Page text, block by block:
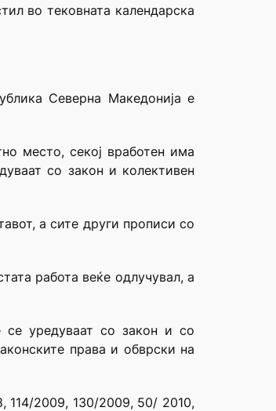
во тековната календарска
Северна Македонија е
место, секој вработен има
со закон и колективен
а сите други прописи со
работа веќе одлучувал, а
се уредуваат со закон и со
права и обврски на
114/2009, 130/2009, 50/ 2010,